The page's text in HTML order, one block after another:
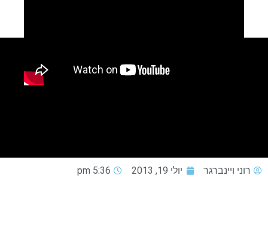
רוני ויינברגר יולי 19, 2013 5:36 pm